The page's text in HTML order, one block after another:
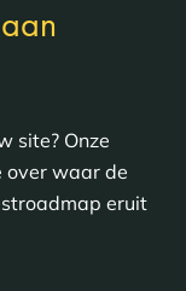
site? Onze
over waar de
eruit